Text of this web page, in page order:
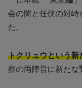
会の闇と任侠の対峙
た。
トクリュウという新
察の両陣営に新たな